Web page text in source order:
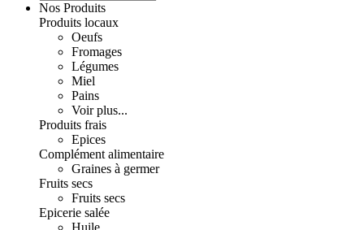
Nos Produits
Produits locaux
Oeufs
Fromages
Légumes
Miel
Pains
Voir plus...
Produits frais
Epices
Complément alimentaire
Graines à germer
Fruits secs
Fruits secs
Epicerie salée
Huile